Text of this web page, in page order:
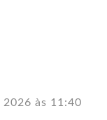
às 11:40